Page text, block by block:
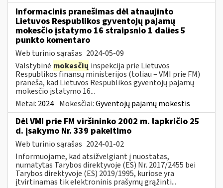
Informacinis pranešimas dėl atnaujinto
Lietuvos Respublikos gyventojų pajamų
mokesčio įstatymo 16 straipsnio 1 dalies 5
punkto komentaro
Web turinio sąrašas 2024-05-09
Valstybinė mokesčių inspekcija prie Lietuvos
Respublikos finansų ministerijos (toliau – VMI prie FM)
praneša, kad Lietuvos Respublikos gyventojų pajamų
mokesčio įstatymo 16...
Metai: 2024 Mokesčiai:Gyventojų pajamų mokestis
Dėl VMI prie FM viršininko 2002 m. lapkričio 25
d. įsakymo Nr. 339 pakeitimo
Web turinio sąrašas 2024-01-02
Informuojame, kad atsižvelgiant į nuostatas,
numatytas Tarybos direktyvoje (ES) Nr. 2017/2455 bei
Tarybos direktyvoje (ES) 2019/1995, kuriose yra
įtvirtinamas tik elektroninis prašymų grąžinti...